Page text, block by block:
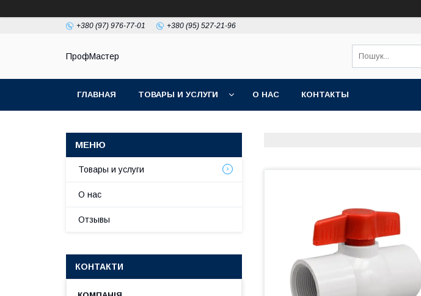
+380 (97) 976-77-01 +380 (95) 527-21-96
ПрофМастер
ГЛАВНАЯ ТОВАРЫ И УСЛУГИ О НАС КОНТАКТЫ
Товары и услуги
О нас
Отзывы
КОНТАКТИ